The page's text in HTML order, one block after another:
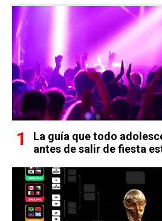
La guía que todo
antes de salir de fiesta